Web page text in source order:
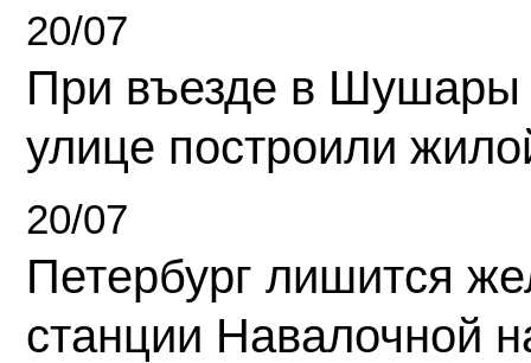
20/07
При въезде в Шушары
улице построили
20/07
Петербург лишится
станции Навалочной